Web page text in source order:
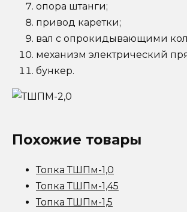
опора штанги;
привод каретки;
вал с опрокидывающими
механизм электрический
бункер.
Похожие товары
Топка ТШПм-1,0
Топка ТШПм-1,45
Топка ТШПм-1,5